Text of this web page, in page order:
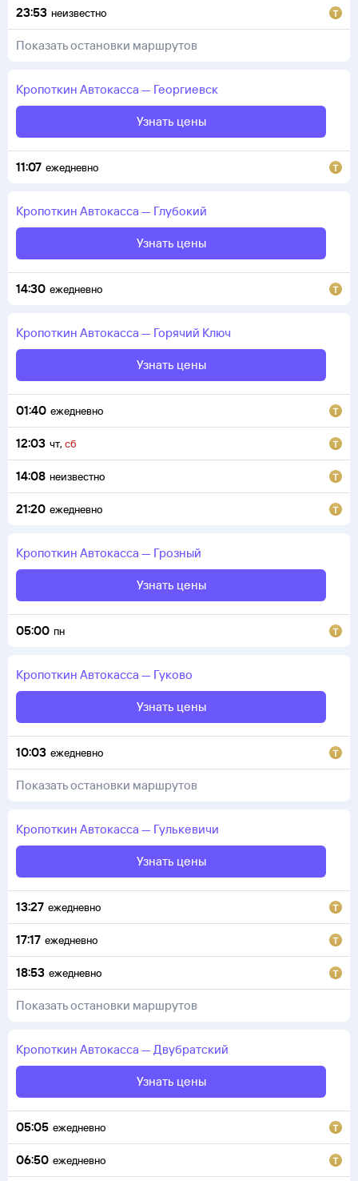
23:53 неизвестно
Показать остановки маршрутов
Кропоткин Автокасса — Георгиевск
Узнать цены
11:07 ежедневно
Кропоткин Автокасса — Глубокий
Узнать цены
14:30 ежедневно
Кропоткин Автокасса — Горячий Ключ
Узнать цены
01:40 ежедневно
12:03 чт, сб
14:08 неизвестно
21:20 ежедневно
Кропоткин Автокасса — Грозный
Узнать цены
05:00 пн
Кропоткин Автокасса — Гуково
Узнать цены
10:03 ежедневно
Показать остановки маршрутов
Кропоткин Автокасса — Гулькевичи
Узнать цены
13:27 ежедневно
17:17 ежедневно
18:53 ежедневно
Показать остановки маршрутов
Кропоткин Автокасса —Двубратский
Узнать цены
05:05 ежедневно
06:50 ежедневно